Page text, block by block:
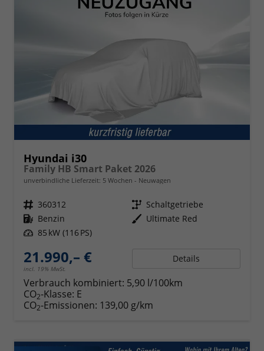
Hyundai i30
Family HB Smart Paket 2026
unverbindliche Lieferzeit: 5 Wochen Neuwagen
Fahrzeugnr. 360312 Getriebe Schaltgetriebe
Kraftstoff Benzin Außenfarbe Ultimate Red
Leistung 85 kW (116 PS)
21.990,– €
incl. 19% MwSt.
Details
Verbrauch kombiniert: 5,90 l/100km
CO2-Klasse: E
CO2-Emissionen: 139,00 g/km